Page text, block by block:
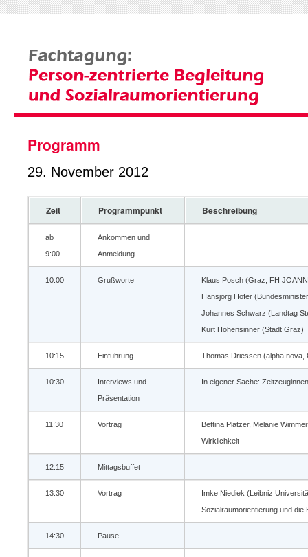
Programm
29. November 2012
Zeit Programmpunkt Beschreibung
ab
9:00
Ankommen und
Anmeldung
10:00 Grußworte
Klaus Posch (Graz, FH
Hansjörg Hofer
Johannes Schwarz (Landtag
Kurt Hohensinner (Stadt Graz)
10:15 Einführung Thomas Driessen (alpha nova,
10:30
Interviews und
Präsentation
In eigener Sache:
11:30 Vortrag
Bettina Platzer, Melanie
Wirklichkeit
12:15 Mittagsbuffet
13:30 Vortrag
Imke Niediek (Leibniz
Sozialraumorientierung und die
14:30 Pause